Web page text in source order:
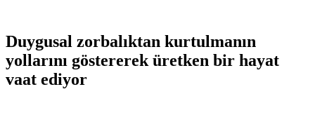
Duygusal zorbalıktan kurtulmanın
yollarını göstererek üretken bir hayat
vaat ediyor